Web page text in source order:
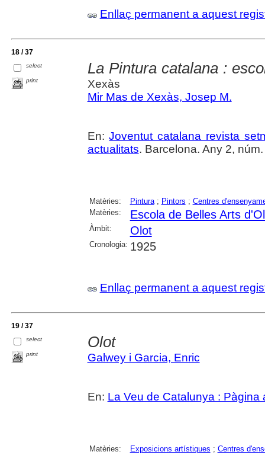
Enllaç permanent a aquest
18 / 37
select
print
La Pintura catalana :
Xexàs
Mir Mas de Xexàs, Josep M.
En:Joventut catalana revista
actualitats. Barcelona. Any 2,
Matèries: Pintura; Pintors ; Centres
Matèries:
Escola de Belles Arts
Àmbit: Olot
Cronologia: 1925
Enllaç permanent a aquest
19 / 37
select
print
Olot
Galwey i Garcia, Enric
En: La Veu de Catalunya : Pàgina
Matèries: Exposicions artístiques ; Centres